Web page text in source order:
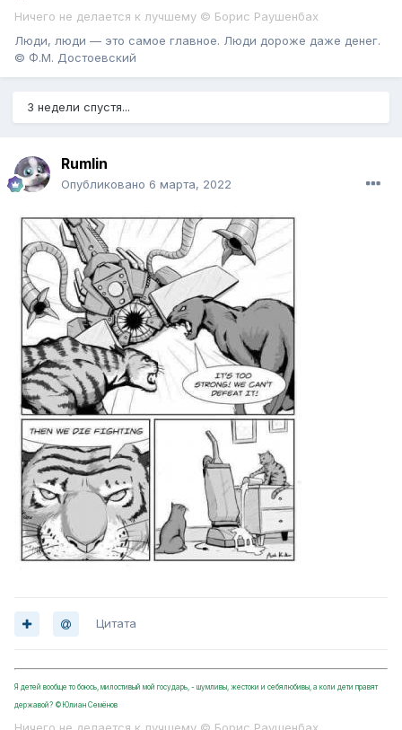
Ничего не делается к лучшему © Борис Раушенбах
Люди, люди — это самое главное. Люди дороже даже денег.
© Ф.М. Достоевский
3 недели спустя...
Rumlin
Опубликовано 6 марта, 2022
Цитата
Я детей вообще то боюсь, милостивый мой государь, - шумливы, жестоки и себялюбивы, а коли дети правят
державой? ©Юлиан Семёнов